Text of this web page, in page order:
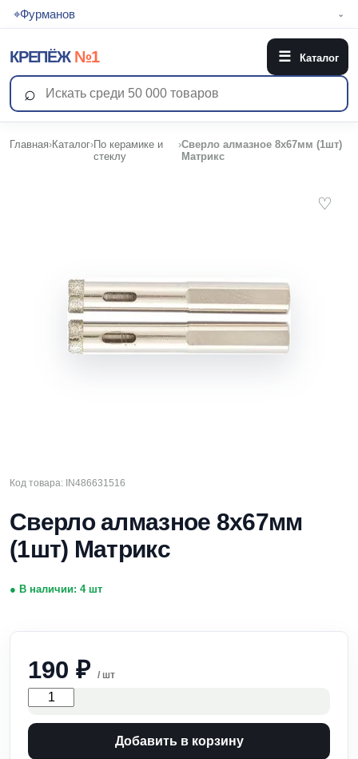
⌖Фурманов ⌄
КРЕПЁЖ №1 ☰ Каталог
⌕
Главная›Каталог›По керамике и
стеклу
›Сверло алмазное 8х67мм (1шт)
Матрикс
♡
Код товара: IN486631516
Сверло алмазное 8х67мм
(1шт) Матрикс
● В наличии: 4 шт
190 ₽ / шт
Количество
товара
Сверло
8х67мм
Добавить в корзину